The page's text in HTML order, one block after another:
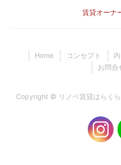
賃貸オーナ
Home コンセプト
お問合
Copyright © リノベ賃貸はらく